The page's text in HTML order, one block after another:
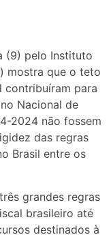
(9) pelo Instituto
mostra que o teto
contribuíram para
Nacional de
2024 não fossem
das regras
Brasil entre os
grandes regras
brasileiro até
destinados à